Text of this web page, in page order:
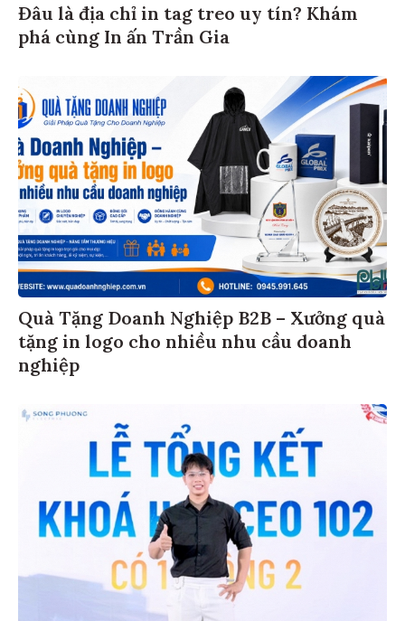
Đâu là địa chỉ in tag treo uy tín? Khám
phá cùng In ấn Trần Gia
Quà Tặng Doanh Nghiệp B2B – Xưởng quà
tặng in logo cho nhiều nhu cầu doanh
nghiệp